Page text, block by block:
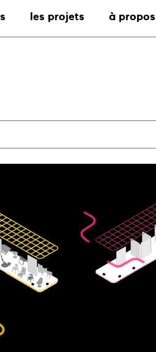
les projets à propos